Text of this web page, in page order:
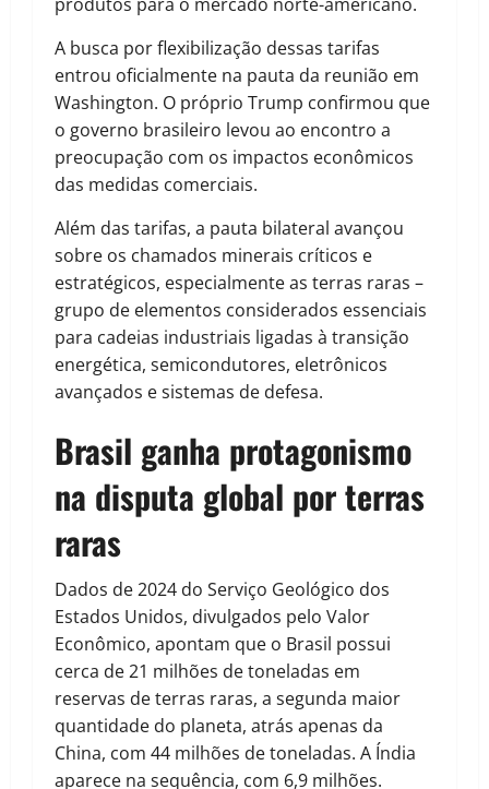
A busca por flexibilização dessas tarifas
entrou oficialmente na pauta da reunião em
Washington. O próprio Trump confirmou que
o governo brasileiro levou ao encontro a
preocupação com os impactos econômicos
das medidas comerciais.
Além das tarifas, a pauta bilateral avançou
sobre os chamados minerais críticos e
estratégicos, especialmente as terras raras –
grupo de elementos considerados essenciais
para cadeias industriais ligadas à transição
energética, semicondutores, eletrônicos
avançados e sistemas de defesa.
Brasil ganha protagonismo
na disputa global por terras
raras
Dados de 2024 do Serviço Geológico dos
Estados Unidos, divulgados pelo Valor
Econômico, apontam que o Brasil possui
cerca de 21 milhões de toneladas em
reservas de terras raras, a segunda maior
quantidade do planeta, atrás apenas da
China, com 44 milhões de toneladas. A Índia
aparece na sequência, com 6,9 milhões.